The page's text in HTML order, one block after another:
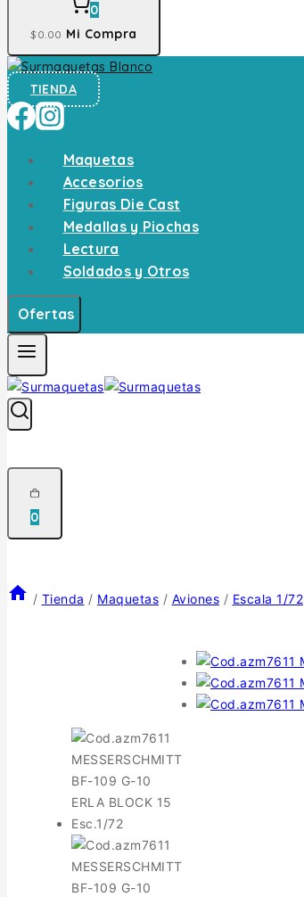
0
$0 .00 Mi Compra
TIENDA
Maquetas
Accesorios
Figuras Die Cast
Medallas y Piochas
Lectura
Soldados y Otros
Ofertas
0
/ Tienda / Maquetas / Aviones / Escala 1/72